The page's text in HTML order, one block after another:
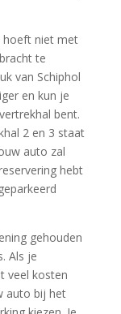
hoeft niet met
te
van Schiphol
en kun je
bent.
2 en 3 staat
auto zal
hebt
gehouden
Als je
veel kosten
auto bij het